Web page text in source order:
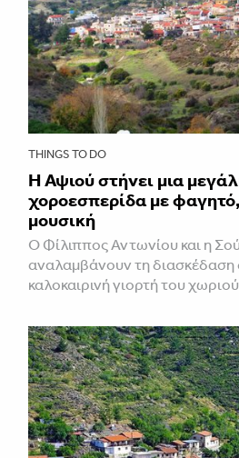
THINGS TO DO
Η Αψιού στήνει μια
χοροεσπερίδα με
μουσική
Ο Φίλιππος Αντωνίου και η
αναλαμβάνουν τη διασκέδαση
καλοκαιρινή γιορτή του χωριού